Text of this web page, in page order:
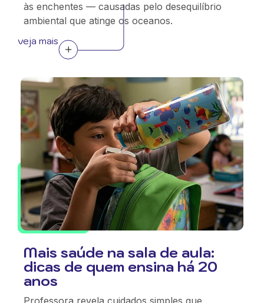
às enchentes — causadas pelo desequilíbrio
ambiental que atinge os oceanos.
veja mais
Mais saúde na sala de aula:
dicas de quem ensina há 20
anos